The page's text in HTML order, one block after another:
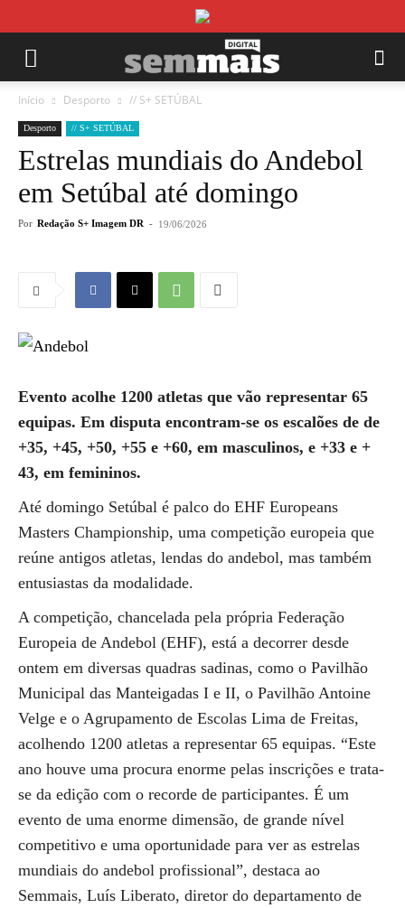
Início Desporto // S+ SETÚBAL
Desporto // S+ SETÚBAL
Estrelas mundiais do Andebol
em Setúbal até domingo
Por Redação S+ Imagem DR - 19/06/2026
Evento acolhe 1200 atletas que vão representar 65
equipas. Em disputa encontram-se os escalões de de
+35, +45, +50, +55 e +60, em masculinos, e +33 e +
43, em femininos.
Até domingo Setúbal é palco do EHF Europeans
Masters Championship, uma competição europeia que
reúne antigos atletas, lendas do andebol, mas também
entusiastas da modalidade.
A competição, chancelada pela própria Federação
Europeia de Andebol (EHF), está a decorrer desde
ontem em diversas quadras sadinas, como o Pavilhão
Municipal das Manteigadas I e II, o Pavilhão Antoine
Velge e o Agrupamento de Escolas Lima de Freitas,
acolhendo 1200 atletas a representar 65 equipas. “Este
ano houve uma procura enorme pelas inscrições e trata-
se da edição com o recorde de participantes. É um
evento de uma enorme dimensão, de grande nível
competitivo e uma oportunidade para ver as estrelas
mundiais do andebol profissional”, destaca ao
Semmais, Luís Liberato, diretor do departamento de